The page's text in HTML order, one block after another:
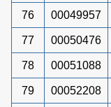
76 00049957
77 00050476
78 00051088
79 00052208